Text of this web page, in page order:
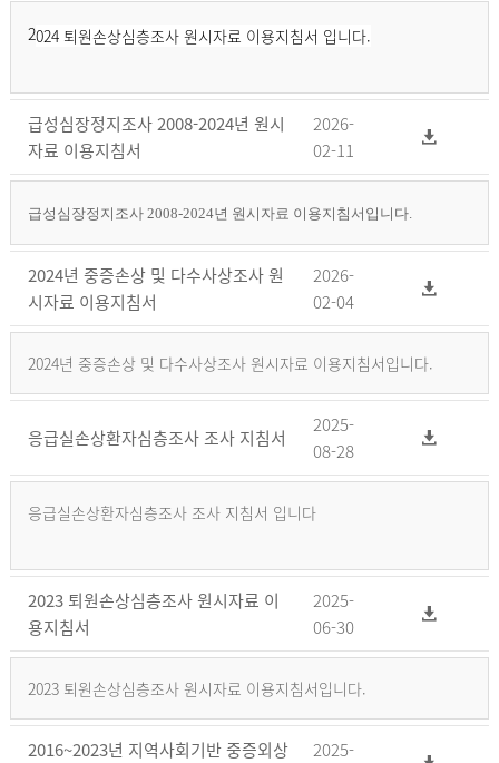
2024 퇴원손상심층조사 원시자료 이용지침서 입니다.
급성심장정지조사 2008-2024년 원시
자료 이용지침서
2026-
02-11
급성심장정지조사 2008-2024년 원시자료 이용지침서입니다.
2024년 중증손상 및 다수사상조사 원
시자료 이용지침서
2026-
02-04
2024년 중증손상 및 다수사상조사 원시자료 이용지침서입니다.
응급실손상환자심층조사 조사 지침서
2025-
08-28
응급실손상환자심층조사 조사 지침서 입니다
2023 퇴원손상심층조사 원시자료 이
용지침서
2025-
06-30
2023 퇴원손상심층조사 원시자료 이용지침서입니다.
2016~2023년 지역사회기반 중증외상
2025-